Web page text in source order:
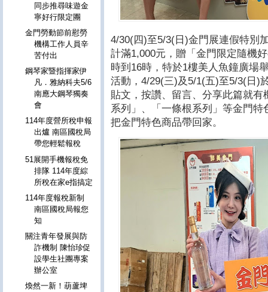
4/30(四)至5/3(日)金門展連假特別
計滿1,000元，贈「金門限定隨機
時到16時，特於1樓美人魚鐘廣場
活動，4/29(三)及5/1(五)至5/3(日)
貼文，按讚、留言、分享此篇就
系列」、「一條根系列」等金門
把金門特色商品帶回家。
同步推尋味遊金
寧好行限定團
金門勞動節前慰勞
機構工作人員辛
苦付出
鋼琴家暨指揮家伊
凡．雅納科夫5/6
南應大鋼琴獨奏
會
114年度營所稅申報
出爐 南區國稅局
帶您輕鬆報稅
51展開手機報稅免
排隊 114年度綜
所稅在家e指搞定
114年度報稅新制
南區國稅局報您
知
關注青年發展與防
詐機制 陳怡珍促
設學生社團專案
辦公室
煥然一新！葫蘆埤